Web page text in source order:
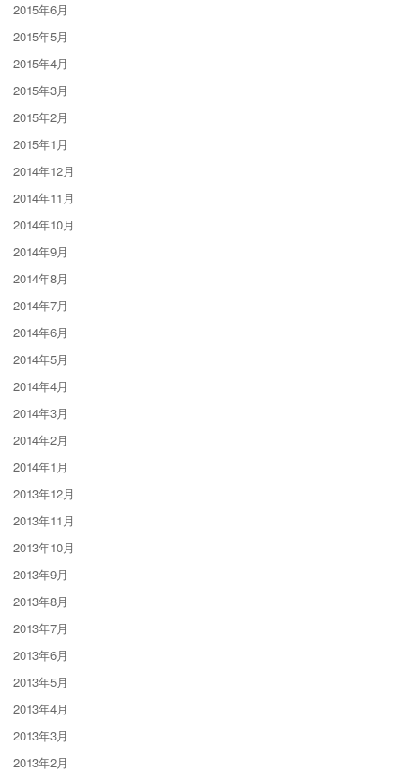
2015年6月
2015年5月
2015年4月
2015年3月
2015年2月
2015年1月
2014年12月
2014年11月
2014年10月
2014年9月
2014年8月
2014年7月
2014年6月
2014年5月
2014年4月
2014年3月
2014年2月
2014年1月
2013年12月
2013年11月
2013年10月
2013年9月
2013年8月
2013年7月
2013年6月
2013年5月
2013年4月
2013年3月
2013年2月